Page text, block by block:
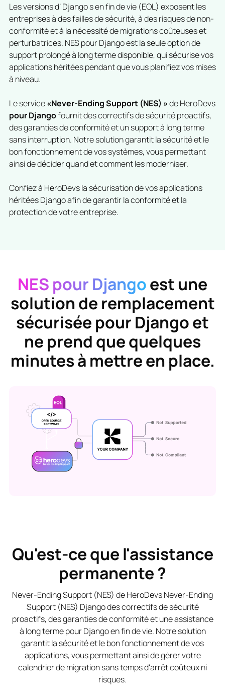
Les versions d’ Django s en fin de vie (EOL) exposent les
entreprises à des failles de sécurité, à des risques de non-
conformité et à la nécessité de migrations coûteuses et
perturbatrices. NES pour Django est la seule option de
support prolongé à long terme disponible, qui sécurise vos
applications héritées pendant que vous planifiez vos mises
à niveau.
Le service«Never-Ending Support (NES) »de HeroDevs
pour Djangofournit des correctifs de sécurité proactifs,
des garanties de conformité et un support à long terme
sans interruption. Notre solution garantit la sécurité et le
bon fonctionnement de vos systèmes, vous permettant
ainsi de décider quand et comment les moderniser.
Confiez à HeroDevs la sécurisation de vos applications
héritées Django afin de garantir la conformité et la
protection de votre entreprise.
NES pour Djangoest une
solution de remplacement
sécurisée pour Djangoet
ne prend que quelques
minutes à mettre en place.
Qu'est-ce que l'assistance
permanente ?
Never-Ending Support (NES) de HeroDevs Never-Ending
Support (NES) Django des correctifs de sécurité
proactifs, des garanties de conformité et une assistance
à long terme pour Django en fin de vie. Notre solution
garantit la sécurité et le bon fonctionnement de vos
applications, vous permettant ainsi de gérer votre
calendrier de migration sans temps d'arrêt coûteux ni
risques.